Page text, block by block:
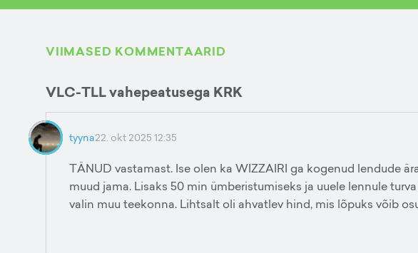
VIIMASED KOMMENTAARID
VLC-TLL vahepeatusega KRK
tyyna22. okt 2025 12:35
TÄNUD vastamast. Ise olen ka WIZZAIRI ga kogenud lendude
muud jama. Lisaks 50 min ümberistumiseks ja uuele lennule
valin muu teekonna. Lihtsalt oli ahvatlev hind, mis lõpuks võib